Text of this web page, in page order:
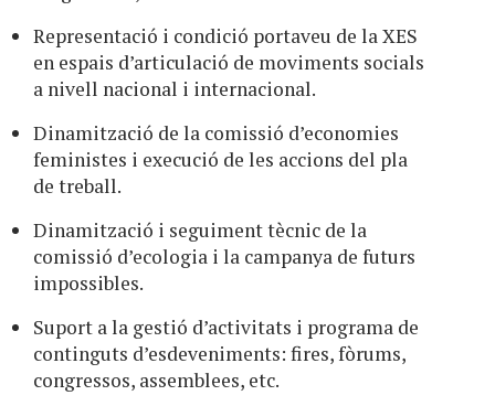
Representació i condició portaveu de la XES
en espais d’articulació de moviments socials
a nivell nacional i internacional.
Dinamització de la comissió d’economies
feministes i execució de les accions del pla
de treball.
Dinamització i seguiment tècnic de la
comissió d’ecologia i la campanya de futurs
impossibles.
Suport a la gestió d’activitats i programa de
continguts d’esdeveniments: fires, fòrums,
congressos, assemblees, etc.